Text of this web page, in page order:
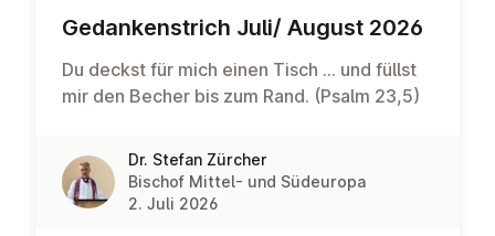
Ge­dan­ken­strich Juli/ August 2026
Du deckst für mich einen Tisch … und füllst
mir den Becher bis zum Rand. (Psalm 23,5)
Dr. Stefan Zürcher
Bischof Mittel- und Südeuropa
2. Juli 2026